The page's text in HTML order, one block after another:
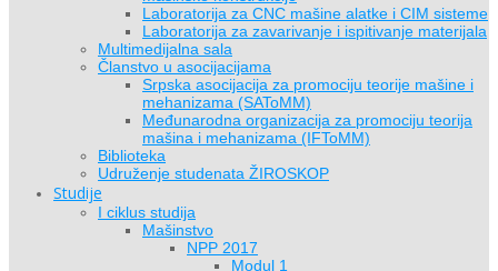
Laboratorija za CNC mašine alatke i CIM sisteme
Laboratorija za zavarivanje i ispitivanje materijala
Multimedijalna sala
Članstvo u asocijacijama
Srpska asocijacija za promociju teorije mašine i
mehanizama (SAToMM)
Međunarodna organizacija za promociju teorija
mašina i mehanizama (IFToMM)
Biblioteka
Udruženje studenata ŽIROSKOP
Studije
I ciklus studija
Mašinstvo
NPP 2017
Modul 1